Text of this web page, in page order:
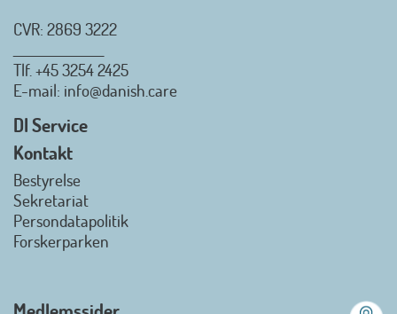
Danish.Care - Branchen for
hjælpemidler og
Danish.Care fra den 01. juli 2026
officielt kan kalde sig for
medlemsforening i DI - Dansk
CVR: 2869 3222
Tlf. +45 3254 2425
E-mail: info@danish.care
DI Service
Kontakt
Bestyrelse
Sekretariat
Persondatapolitik
Forskerparken